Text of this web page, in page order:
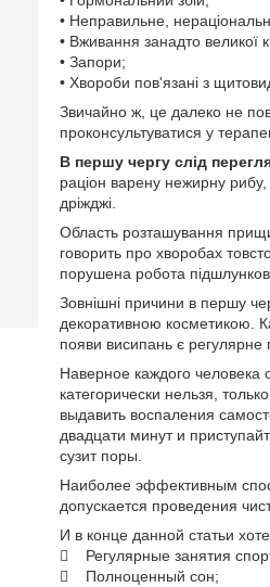
• Неправильне,
• Вживання занадто великої
• Запори;
• Хвороби пов'язані з
Звичайно ж, це далеко не
проконсультуватися у
В першу чергу слід
раціон варену нежирну рибу,
дріжджі.
Область розташування
говорить про хворобах
порушена робота
Зовнішні причини в першу
декоративною косметикою.
появи висипань є регулярне
Наверное каждого
категорически нельзя,
выдавить воспаления
двадцати минут и
сузит поры.
Наиболее эффективным
допускается проведения
И в конце данной статьи
 Регулярные занятия
 Полноценный сон;